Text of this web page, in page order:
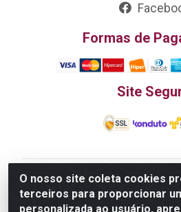
O nosso site coleta cookies
terceiros para proporcionar
personalizada ao usuário,
Formas de
Site
Edn Utilidades Domésticas
LTDA - R. Edmundo Pinto da
Res. Luiza Monteiro, Trindade -